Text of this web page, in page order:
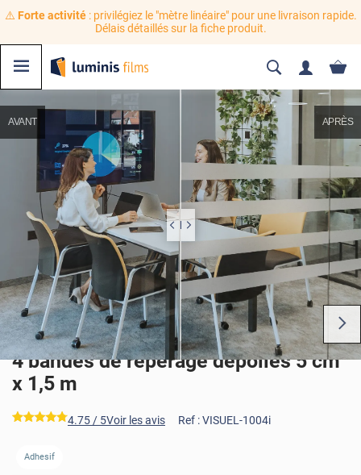
⚠️ Forte activité: privilégiez le "mètre linéaire" pour une livraison rapide.
Délais détaillés sur la fiche produit.
AVANT APRÈS
4 bandes de repérage dépolies 5 cm
x 1,5 m
*****
4.75 / 5Voir les avis Ref :VISUEL-1004i
Adhesif